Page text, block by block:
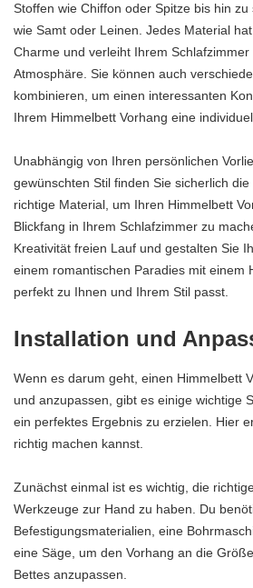
Stoffen wie Chiffon oder Spitze bis hin
wie Samt oder Leinen. Jedes Material
Charme und verleiht Ihrem
Atmosphäre. Sie können auch
kombinieren, um einen interessanten
Ihrem Himmelbett Vorhang eine
Unabhängig von Ihren persönlichen
gewünschten Stil finden Sie sicherlich
richtige Material, um Ihren Himmelbett
Blickfang in Ihrem Schlafzimmer zu
Kreativität freien Lauf und gestalten Sie
einem romantischen Paradies mit einem
perfekt zu Ihnen und Ihrem Stil passt.
Installation und
Wenn es darum geht, einen Himmelbett
und anzupassen, gibt es einige wichtige
ein perfektes Ergebnis zu erzielen. Hier
richtig machen kannst.
Zunächst einmal ist es wichtig, die
Werkzeuge zur Hand zu haben. Du
Befestigungsmaterialien, eine
eine Säge, um den Vorhang an die
Bettes anzupassen.